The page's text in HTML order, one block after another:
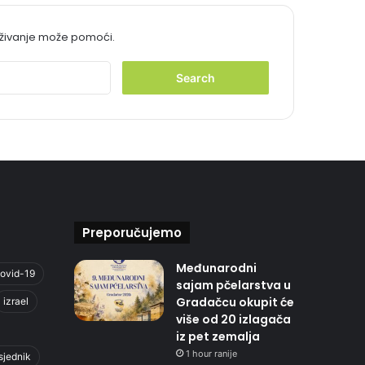
može pomoći.
r
19
izrael
Preporučujemo
Međunarodni
sajam pčelarstva u
Gradačcu okupit će
više od 20 izlagača
iz pet zemalja
1 hour ranije